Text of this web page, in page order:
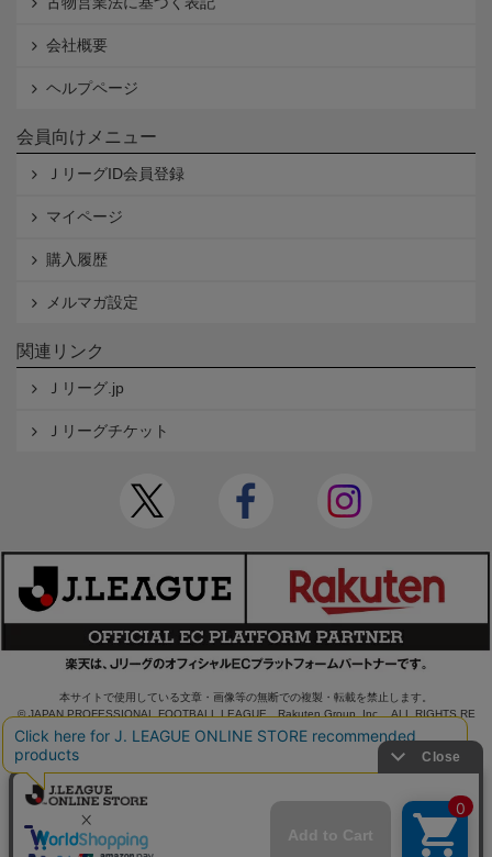
会社概要
ヘルプページ
会員向けメニュー
ＪリーグID会員登録
マイページ
購入履歴
メルマガ設定
関連リンク
Ｊリーグ.jp
Ｊリーグチケット
本サイトで使用している文章・画像等の無断での複製・転載を禁止します。
© JAPAN PROFESSIONAL FOOTBALL LEAGUE Rakuten Group, Inc. ALL RIGHTS RE
SERVED.